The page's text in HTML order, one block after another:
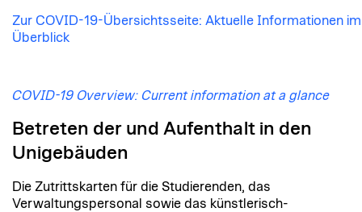
Zur COVID-19-Übersichtsseite: Aktuelle Informationen im
Überblick
COVID-19 Overview: Current information at a glance
Betreten der und Aufenthalt in den
Unigebäuden
Die Zutrittskarten für die Studierenden, das
Verwaltungspersonal sowie das künstlerisch-